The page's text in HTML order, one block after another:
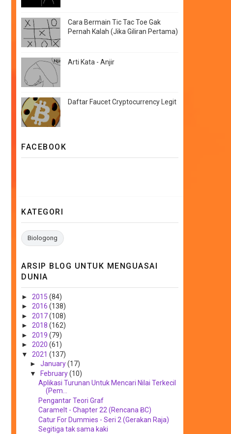
Cara Bermain Tic Tac Toe Gak
Pernah Kalah (Jika Giliran Pertama)
Arti Kata - Anjir
Daftar Faucet Cryptocurrency Legit
FACEBOOK
KATEGORI
Biologong
ARSIP BLOG UNTUK MENGUASAI
DUNIA
► 2015 (84)
► 2016 (138)
► 2017(108)
► 2018 (162)
► 2019 (79)
► 2020 (61)
▼ 2021 (137)
► January(17)
▼
February(10)
Aplikasi Turunan Untuk Mencari Nilai Terkecil
(Pem...
Pengantar Teori Graf
Caramelt - Chapter 22 (Rencana ɃC)
Catur For Dummies - Seri 2 (Gerakan Raja)
Segitiga tak sama kaki